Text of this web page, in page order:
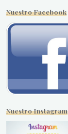
Nuestro Facebook
Nuestro Instagram